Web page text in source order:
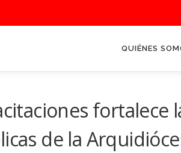
QUIÉNES
de la